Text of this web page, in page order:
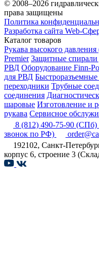
© 2008–2026
права защищены
Политика
Разработка сайта Web-
Каталог товаров
Рукава высокого
Premier Защитные
РВД Оборудование Finn-
для РВД
переходники Трубные
соединения
шаровые Изготовление и
рукава Сервисное
8 (812) 490-75-90 (СПб)
звонок по РФ)
192102, Санкт-
корпус 6, строение 3